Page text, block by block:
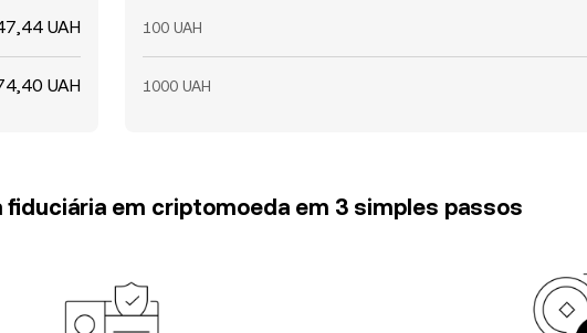
UAH
UAH
100 UAH
1000 UAH
em criptomoeda em 3 simples passos